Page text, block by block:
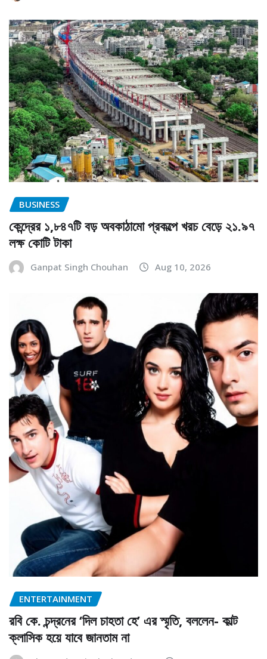
BUSINESS
কেন্দ্রের ১,৮৪৭টি বড় অবকাঠামো প্রকল্পে খরচ বেড়ে ২১.৯৭
লক্ষ কোটি টাকা
Ganpat Singh Chouhan Aug 10, 2026
ENTERTAINMENT
রবি কে. চন্দ্রনের ‘দিল চাহতা হে’ এর স্মৃতি, বললেন- কাল্ট
ক্লাসিক হয়ে যাবে জানতাম না